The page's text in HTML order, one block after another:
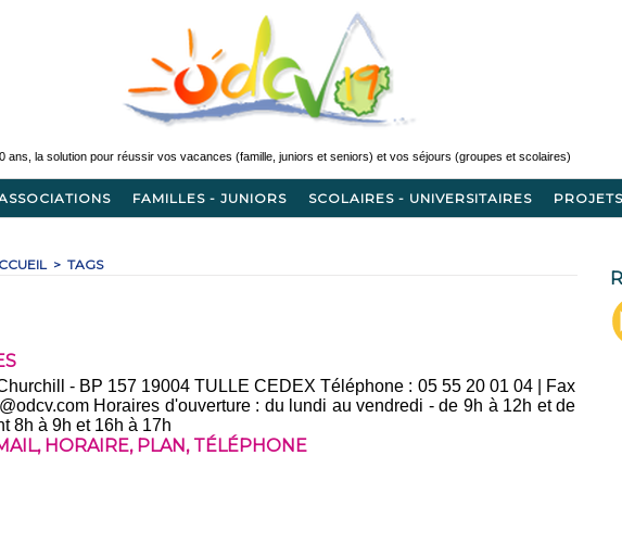
FAMILLES - JUNIORS SCOLAIRES - UNIVERSITAIRES
> TAGS
- BP 157 19004 TULLE CEDEX Téléphone : 05 55 20 01 04 | Fax
Horaires d'ouverture : du lundi au vendredi - de 9h à 12h et de
8h à 9h et 16h à 17h
, HORAIRE, PLAN, TÉLÉPHONE